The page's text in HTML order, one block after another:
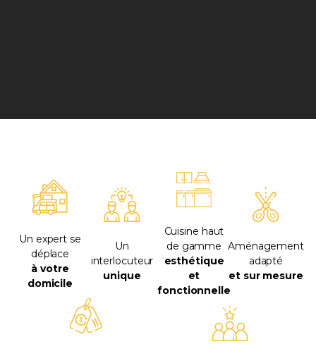
Un expert se
déplace
à votre
domicile
Un
interlocuteur
unique
Cuisine haut
de gamme
esthétique
et
fonctionnelle
Aménagement
adapté
et sur mesure